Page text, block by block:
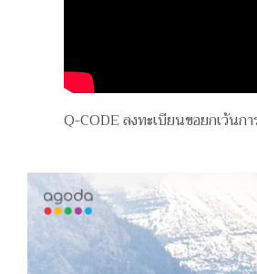
Q-CODE ลงทะเบียนขอยกเว้นก